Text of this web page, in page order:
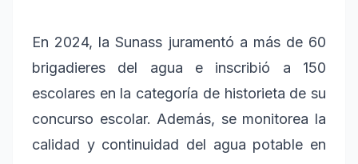
En 2024, la Sunass juramentó a más de 60
brigadieres del agua e inscribió a 150
escolares en la categoría de historieta de su
concurso escolar. Además, se monitorea la
calidad y continuidad del agua potable en